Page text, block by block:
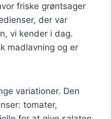
friske grøntsager
der var
vi kender i dag.
madlavning og er
variationer. Den
tomater,